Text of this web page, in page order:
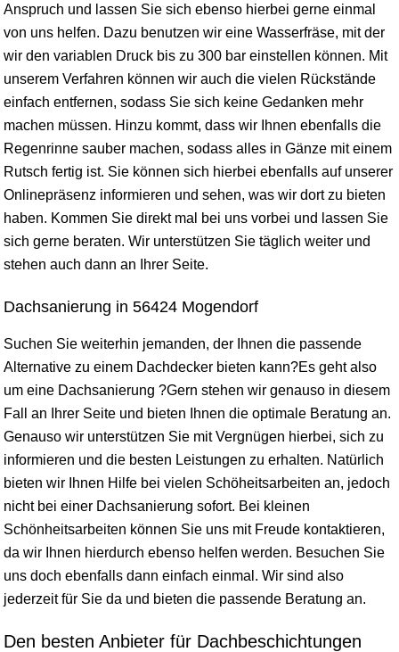
Anspruch und lassen Sie sich ebenso hierbei gerne einmal
von uns helfen. Dazu benutzen wir eine Wasserfräse, mit der
wir den variablen Druck bis zu 300 bar einstellen können. Mit
unserem Verfahren können wir auch die vielen Rückstände
einfach entfernen, sodass Sie sich keine Gedanken mehr
machen müssen. Hinzu kommt, dass wir Ihnen ebenfalls die
Regenrinne sauber machen, sodass alles in Gänze mit einem
Rutsch fertig ist. Sie können sich hierbei ebenfalls auf unserer
Onlinepräsenz informieren und sehen, was wir dort zu bieten
haben. Kommen Sie direkt mal bei uns vorbei und lassen Sie
sich gerne beraten. Wir unterstützen Sie täglich weiter und
stehen auch dann an Ihrer Seite.
Dachsanierung in 56424 Mogendorf
Suchen Sie weiterhin jemanden, der Ihnen die passende
Alternative zu einem Dachdecker bieten kann?Es geht also
um eine Dachsanierung ?Gern stehen wir genauso in diesem
Fall an Ihrer Seite und bieten Ihnen die optimale Beratung an.
Genauso wir unterstützen Sie mit Vergnügen hierbei, sich zu
informieren und die besten Leistungen zu erhalten. Natürlich
bieten wir Ihnen Hilfe bei vielen Schöheitsarbeiten an, jedoch
nicht bei einer Dachsanierung sofort. Bei kleinen
Schönheitsarbeiten können Sie uns mit Freude kontaktieren,
da wir Ihnen hierdurch ebenso helfen werden. Besuchen Sie
uns doch ebenfalls dann einfach einmal. Wir sind also
jederzeit für Sie da und bieten die passende Beratung an.
Den besten Anbieter für Dachbeschichtungen